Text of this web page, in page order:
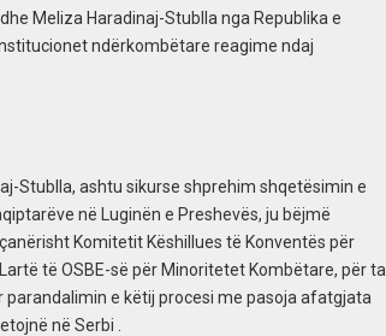
Meliza Haradinaj-Stublla nga Republika e
ndërkombëtare reagime ndaj
Stublla, ashtu sikurse shprehim shqetësimin e
në Luginën e Preshevës, ju bëjmë
Komitetit Këshillues të Konventës për
të OSBE-së për Minoritetet Kombëtare, për ta
e këtij procesi me pasoja afatgjata
në Serbi .